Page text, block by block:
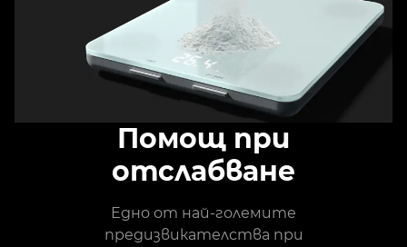
Помощ при
отслабване
Едно от най-големите
предизвикателства при